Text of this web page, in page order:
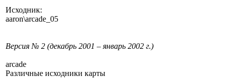
Исходник:
aaron\arcade_05
Версия № 2 (декабрь 2001 – январь 2002 г.)
arcade
Различные исходники карты